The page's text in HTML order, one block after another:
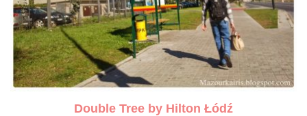
Double Tree by Hilton Łódź